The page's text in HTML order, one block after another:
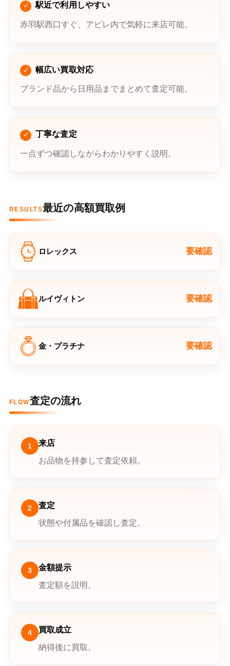
駅近で利用しやすい
赤羽駅西口すぐ、アピレ内で気軽に来店可能。
幅広い買取対応
ブランド品から日用品までまとめて査定可能。
丁寧な査定
一点ずつ確認しながらわかりやすく説明。
RESULTS最近の高額買取例
ロレックス 要確認
ルイヴィトン 要確認
金・プラチナ 要確認
FLOW査定の流れ
1
来店
お品物を持参して査定依頼。
2
査定
状態や付属品を確認し査定。
3
金額提示
査定額を説明。
4
買取成立
納得後に買取。